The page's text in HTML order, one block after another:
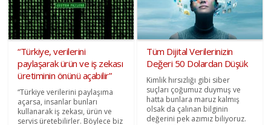
“Türkiye, verilerini
paylaşarak ürün ve iş zekası
üretiminin önünü açabilir”
“Türkiye verilerini paylaşıma
açarsa, insanlar bunları
kullanarak iş zekası, ürün ve
servis üretebilirler. Böylece biz
Tüm Dijital Verilerinizin
Değeri 50 Dolardan Düşük
Kimlik hırsızlığı gibi siber
suçları çoğumuz duymuş ve
hatta bunlara maruz kalmış
olsak da çalınan bilginin
değerini pek azımız biliyoruz.